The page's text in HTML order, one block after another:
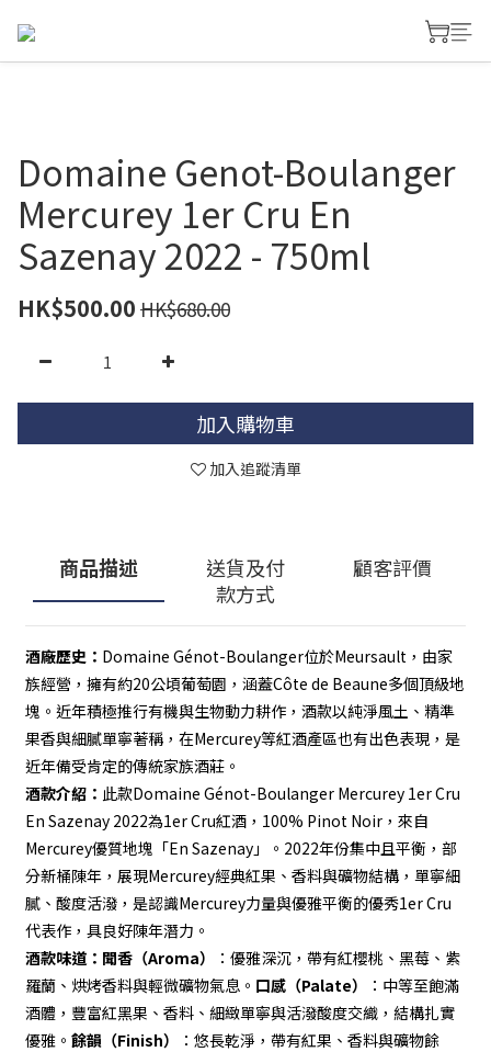
Domaine Genot-Boulanger
Mercurey 1er Cru En
Sazenay 2022 - 750ml
HK$500.00 HK$680.00
加入購物車
加入追蹤清單
商品描述
送貨及付
款方式
顧客評價
酒廠歷史： Domaine Génot-Boulanger位於Meursault，由家
族經營，擁有約20公頃葡萄園，涵蓋Côte de Beaune多個頂級地
塊。近年積極推行有機與生物動力耕作，酒款以純淨風土、精準
果香與細膩單寧著稱，在Mercurey等紅酒產區也有出色表現，是
近年備受肯定的傳統家族酒莊。
酒款介紹： 此款Domaine Génot-Boulanger Mercurey 1er Cru
En Sazenay 2022為1er Cru紅酒，100% Pinot Noir，來自
Mercurey優質地塊「En Sazenay」。2022年份集中且平衡，部
分新桶陳年，展現Mercurey經典紅果、香料與礦物結構，單寧細
膩、酸度活潑，是認識Mercurey力量與優雅平衡的優秀1er Cru
代表作，具良好陳年潛力。
酒款味道： 聞香（Aroma）
：優雅深沉，帶有紅櫻桃、黑莓、紫
羅蘭、烘烤香料與輕微礦物氣息。 口感（Palate）
：中等至飽滿
酒體，豐富紅黑果、香料、細緻單寧與活潑酸度交織，結構扎實
優雅。 餘韻（Finish）
：悠長乾淨，帶有紅果、香料與礦物餘